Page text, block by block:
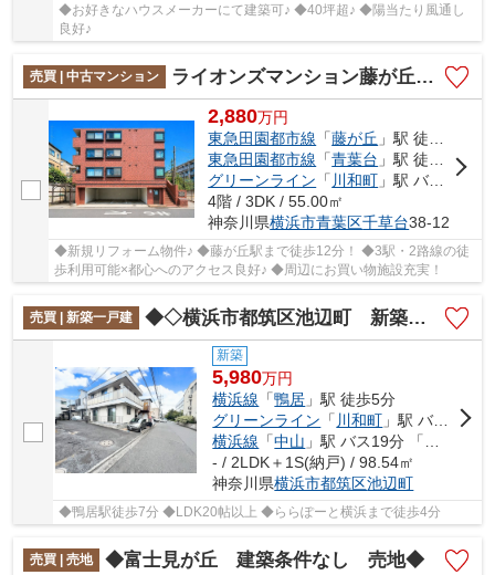
◆お好きなハウスメーカーにて建築可♪ ◆40坪超♪ ◆陽当たり風通し
良好♪
売買 | 中古マンション ライオンズマンション藤が丘第2
2,880万円
東急田園都市線 「藤が丘 」駅 徒歩12分
東急田園都市線 「青葉台 」駅 徒歩24分
グリーンライン 「 川和町 」駅 バス10分 「中谷戸（神奈川県）」 停歩1分
4階 / 3DK / 55.00㎡
神奈川県横浜市青葉区千草台38-12
◆新規リフォーム物件♪ ◆藤が丘駅まで徒歩12分！ ◆3駅・2路線の徒
歩利用可能×都心へのアクセス良好♪ ◆周辺にお買い物施設充実！
売買 | 新築一戸建 ◆◇横浜市都筑区池辺町 新築一戸建て◇◆
新築
5,980万円
横浜線 「鴨居 」駅 徒歩5分
グリーンライン 「 川和町 」駅 バス9分 「藪根」 停歩12分
横浜線 「中山 」駅 バス19分 「ららぽーと横浜」 停歩6分
- / 2LDK＋1S(納戸) / 98.54㎡
神奈川県横浜市都筑区池辺町
◆鴨居駅徒歩7分 ◆LDK20帖以上 ◆ららぽーと横浜まで徒歩4分
売買 | 売地 ◆富士見が丘 建築条件なし 売地◆